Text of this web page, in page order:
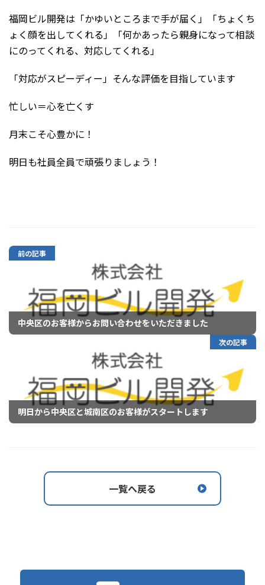
福岡ビル開発は「かゆいところまで手が届く」「ちょくち
ょく顔を出してくれる」「何かあったら親身になって相談
にのってくれる、対応してくれる」
「対応がスピーディー」そんな評価を目指しています
忙しい＝心を亡くす
月末こそ心豊かに！
明日も社員全員で頑張りましょう！
前の記事
中央区のお客様からお問い合わせをいただきました
次の記事
明日から中央区と城南区のお客様がスタートします
一覧へ戻る